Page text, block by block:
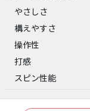
やさしさ
構えやすさ
操作性
打感
スピン性能